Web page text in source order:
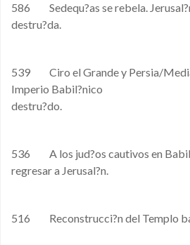
586 Sedequ?as se rebela.
destru?da.
539 Ciro el Grande y Persia/
Imperio Babil?nico
destru?do.
536 A los jud?os cautivos en
regresar a Jerusal?n.
516 Reconstrucci?n del Templo